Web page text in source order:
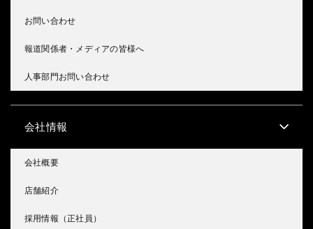
お問い合わせ
報道関係者・メディアの皆様へ
人事部門お問い合わせ
会社情報
会社概要
店舗紹介
採用情報（正社員）